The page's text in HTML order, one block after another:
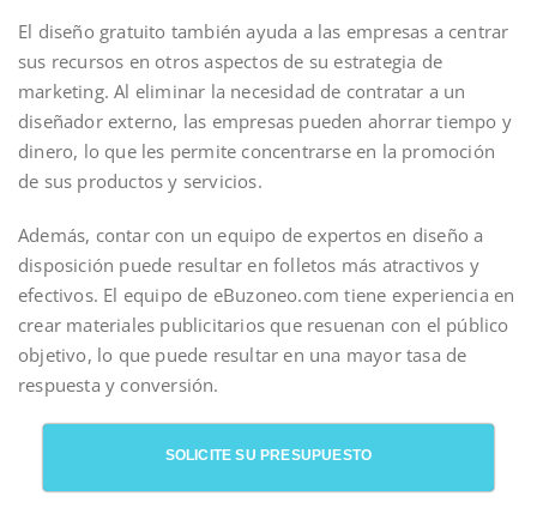
El diseño gratuito también ayuda a las empresas a centrar
sus recursos en otros aspectos de su estrategia de
marketing. Al eliminar la necesidad de contratar a un
diseñador externo, las empresas pueden ahorrar tiempo y
dinero, lo que les permite concentrarse en la promoción
de sus productos y servicios.
Además, contar con un equipo de expertos en diseño a
disposición puede resultar en folletos más atractivos y
efectivos. El equipo de eBuzoneo.com tiene experiencia en
crear materiales publicitarios que resuenan con el público
objetivo, lo que puede resultar en una mayor tasa de
respuesta y conversión.
SOLICITE SU PRESUPUESTO